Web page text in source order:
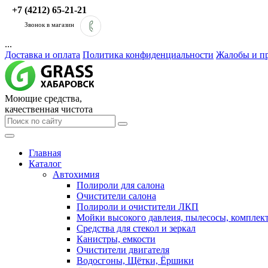
+7 (4212) 65-21-21
Звонок в магазин
...
Доставка и оплата Политика конфиденциальности Жалобы и
Моющие средства,
качественная чистота
Главная
Каталог
Автохимия
Полироли для салона
Очистители салона
Полироли и очистители ЛКП
Мойки высокого давлеия, пылесосы,
Средства для стекол и зеркал
Канистры, емкости
Очистители двигателя
Водосгоны, Щётки, Ёршики